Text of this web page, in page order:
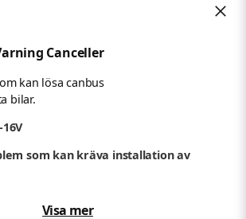
Canceller
kan lösa canbus
bilar.
16V
som kan kräva installation av
eller flimmrar
Visa mer